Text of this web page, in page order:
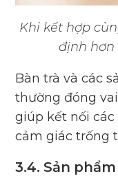
Khi kết hợp
định hơn
Bàn trà và các
thường đóng
giúp kết nối
cảm giác trống
3.4. Sản